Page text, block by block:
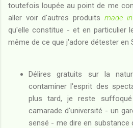
toutefois loupée au point de me
aller voir d'autres produits made in
qu'elle constitue - et en particulier
même de ce que j'adore détester en
Délires gratuits sur la
contaminer l'esprit des
plus tard, je reste
camarade d'université - un
sensé - me dire en